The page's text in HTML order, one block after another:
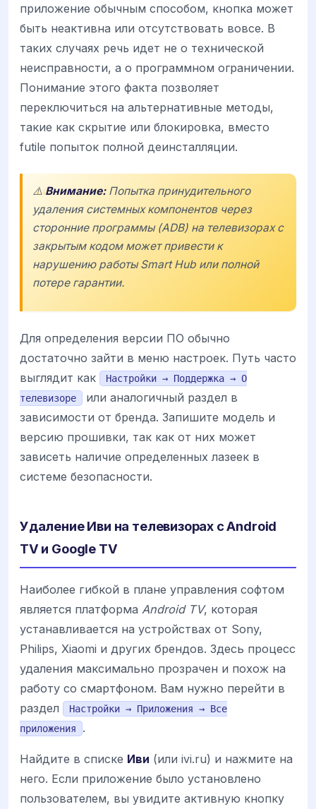
приложение обычным способом, кнопка может
быть неактивна или отсутствовать вовсе. В
таких случаях речь идет не о технической
неисправности, а о программном ограничении.
Понимание этого факта позволяет
переключиться на альтернативные методы,
такие как скрытие или блокировка, вместо
futile попыток полной деинсталляции.
⚠️Внимание:Попытка принудительного
удаления системных компонентов через
сторонние программы (ADB) на телевизорах с
закрытым кодом может привести к
нарушению работы Smart Hub или полной
потере гарантии.
Для определения версии ПО обычно
достаточно зайти в меню настроек. Путь часто
выглядит как
Настройки → Поддержка → О
телевизоре
или аналогичный раздел в
зависимости от бренда. Запишите модель и
версию прошивки, так как от них может
зависеть наличие определенных лазеек в
системе безопасности.
Удаление Иви на телевизорах с Android
TV и Google TV
Наиболее гибкой в плане управления софтом
является платформа Android TV, которая
устанавливается на устройствах от Sony,
Philips, Xiaomi и других брендов. Здесь процесс
удаления максимально прозрачен и похож на
работу со смартфоном. Вам нужно перейти в
раздел
Настройки → Приложения → Все
приложения
.
Найдите в списке Иви (или ivi.ru) и нажмите на
него. Если приложение было установлено
пользователем, вы увидите активную кнопку